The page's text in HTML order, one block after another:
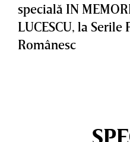
specială IN
LUCESCU, la
Românesc